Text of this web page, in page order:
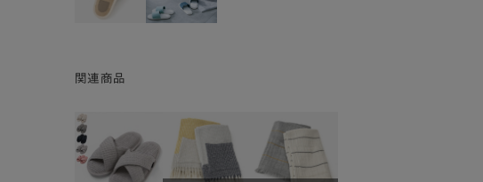
関連商品